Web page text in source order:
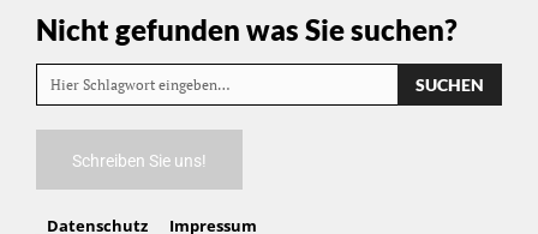
Nicht gefunden was Sie suchen?
Hier Schlagwort eingeben… SUCHEN
Schreiben Sie uns!
Datenschutz Impressum